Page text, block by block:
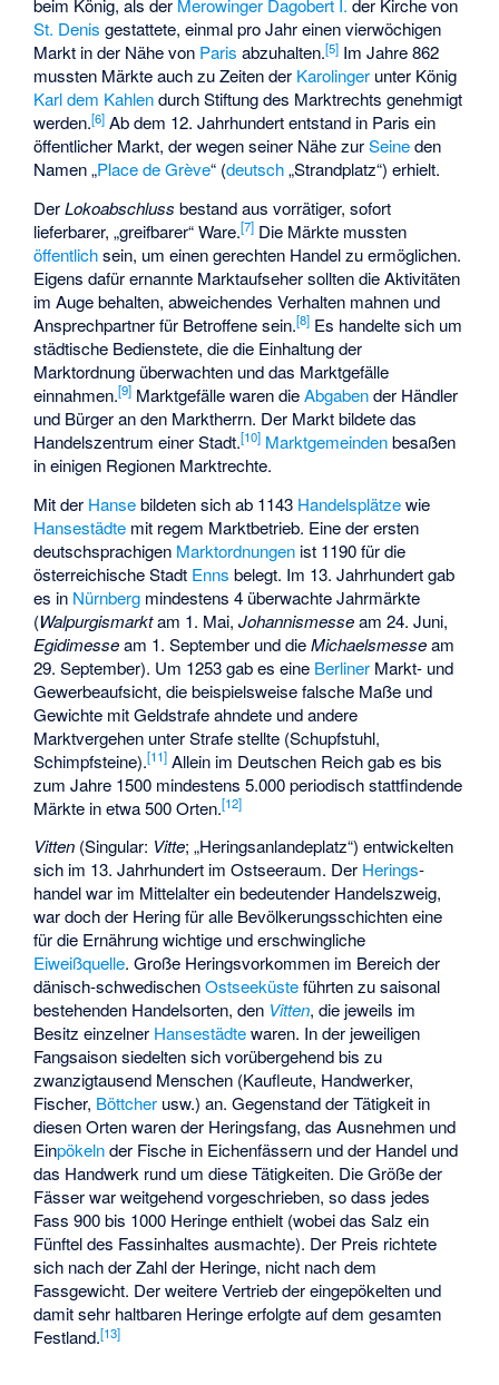
beim König, als der Merowinger Dagobert I. der Kirche von
St. Denis gestattete, einmal pro Jahr einen vierwöchigen
Markt in der Nähe von Paris abzuhalten.[5] Im Jahre 862
mussten Märkte auch zu Zeiten der Karolinger unter König
Karl dem Kahlendurch Stiftung des Marktrechts genehmigt
werden.[6] Ab dem 12. Jahrhundert entstand in Paris ein
öffentlicher Markt, der wegen seiner Nähe zurSeineden
Namen „Place de Grève“ (deutsch „Strandplatz“) erhielt.
DerLokoabschluss bestand aus vorrätiger, sofort
lieferbarer, „greifbarer“ Ware.[7] Die Märkte mussten
öffentlichsein, um einen gerechten Handel zu ermöglichen.
Eigens dafür ernannte Marktaufseher sollten die Aktivitäten
im Auge behalten, abweichendes Verhalten mahnen und
Ansprechpartner für Betroffene sein.[8] Es handelte sich um
städtische Bedienstete, die die Einhaltung der
Marktordnung überwachten und das Marktgefälle
einnahmen.[9] Marktgefälle waren dieAbgabender Händler
und Bürger an den Marktherrn. Der Markt bildete das
Handelszentrum einer Stadt.[10] Marktgemeindenbesaßen
in einigen Regionen Marktrechte.
Mit der Hansebildeten sich ab 1143 Handelsplätzewie
Hansestädte mit regem Marktbetrieb. Eine der ersten
deutschsprachigen Marktordnungen ist 1190 für die
österreichische Stadt Enns belegt. Im 13. Jahrhundert gab
es in Nürnberg mindestens 4 überwachte Jahrmärkte
(Walpurgismarktam 1. Mai,Johannismesseam 24. Juni,
Egidimesseam 1. September und dieMichaelsmesseam
29. September). Um 1253 gab es eine Berliner Markt- und
Gewerbeaufsicht, die beispielsweise falsche Maße und
Gewichte mit Geldstrafe ahndete und andere
Marktvergehen unter Strafe stellte (Schupfstuhl,
Schimpfsteine).[11] Allein im Deutschen Reich gab es bis
zum Jahre 1500 mindestens 5.000 periodisch stattfindende
Märkte in etwa 500 Orten.[12]
Vitten (Singular: Vitte; „Heringsanlandeplatz“) entwickelten
sich im 13. Jahrhundert im Ostseeraum. Der Herings­
handel war im Mittelalter ein bedeutender Handelszweig,
war doch der Hering für alle Bevölkerungsschichten eine
für die Ernährung wichtige und erschwingliche
Eiweißquelle. Große Heringsvorkommen im Bereich der
dänisch-schwedischenOstseeküsteführten zu saisonal
bestehenden Handelsorten, den Vitten, die jeweils im
Besitz einzelner Hansestädtewaren. In der jeweiligen
Fangsaison siedelten sich vorübergehend bis zu
zwanzigtausend Menschen (Kaufleute, Handwerker,
Fischer, Böttcher usw.) an. Gegenstand der Tätigkeit in
diesen Orten waren der Heringsfang, das Ausnehmen und
Einpökelnder Fische in Eichenfässern und der Handel und
das Handwerk rund um diese Tätigkeiten. Die Größe der
Fässer war weitgehend vorgeschrieben, so dass jedes
Fass 900 bis 1000 Heringe enthielt (wobei das Salz ein
Fünftel des Fassinhaltes ausmachte). Der Preis richtete
sich nach der Zahl der Heringe, nicht nach dem
Fassgewicht. Der weitere Vertrieb der eingepökelten und
damit sehr haltbaren Heringe erfolgte auf dem gesamten
Festland.[13]